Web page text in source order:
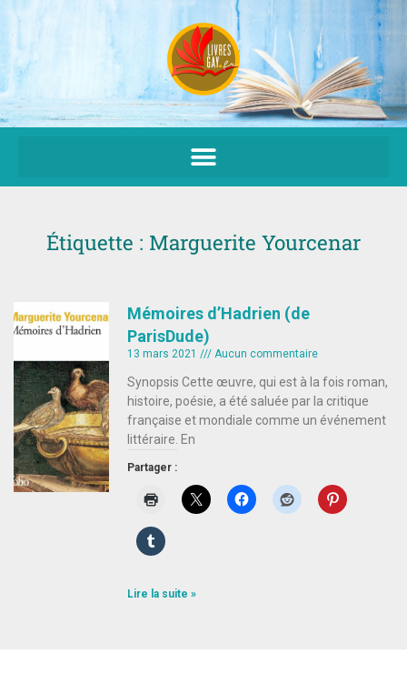
Aller
au
contenu
Étiquette : Marguerite Yourcenar
Mémoires d’Hadrien (de
ParisDude)
13 mars 2021 Aucun commentaire
Synopsis Cette œuvre, qui est à la fois roman,
histoire, poésie, a été saluée par la critique
française et mondiale comme un événement
littéraire. En
Partager :
Lire la suite »